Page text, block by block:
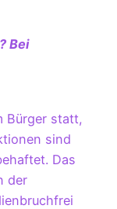
Bei
Bürger statt,
sind
Das
der